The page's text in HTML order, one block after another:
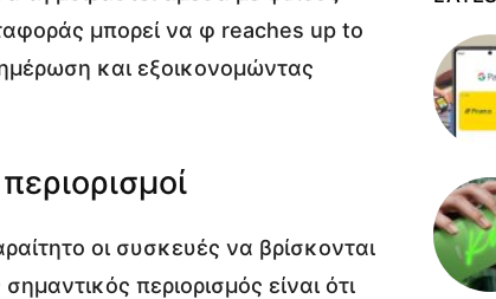
μπορεί να φ reaches up to
και εξοικονομώντας
οι συσκευές να βρίσκονται
περιορισμός είναι ότι